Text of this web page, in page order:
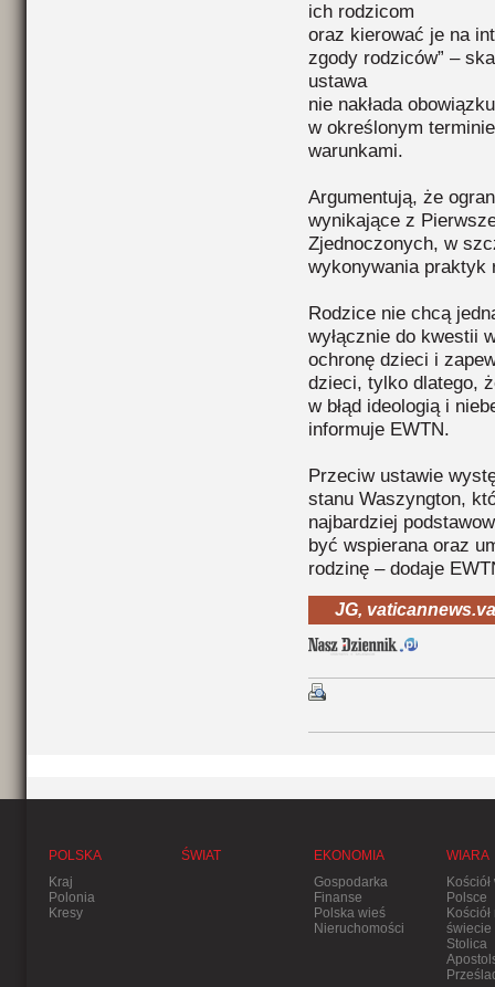
ich rodzicom
oraz kierować je na
zgody rodziców” –
ustawa
nie nakłada
w określonym
warunkami.
Argumentują, że
wynikające z
Zjednoczonych, w
wykonywania praktyk
Rodzice nie chcą
wyłącznie do kwestii
ochronę dzieci i
dzieci, tylko dlatego,
w błąd ideologią i
informuje EWTN.
Przeciw ustawie
stanu Waszyngton,
najbardziej
być wspierana oraz
rodzinę – dodaje
JG, vaticannews.va
POLSKA
Kraj
Polonia
Kresy
ŚWIAT
EKONOMIA
Gospodarka
Finanse
Polska wieś
Nieruchomości
WIARA
Kościół
Polsce
Kościół
świecie
Stolica